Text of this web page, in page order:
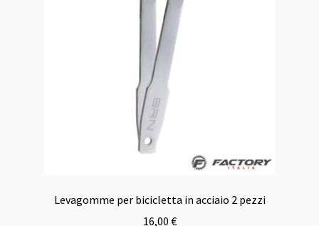
Levagomme per bicicletta in acciaio 2 pezzi
16,00 €